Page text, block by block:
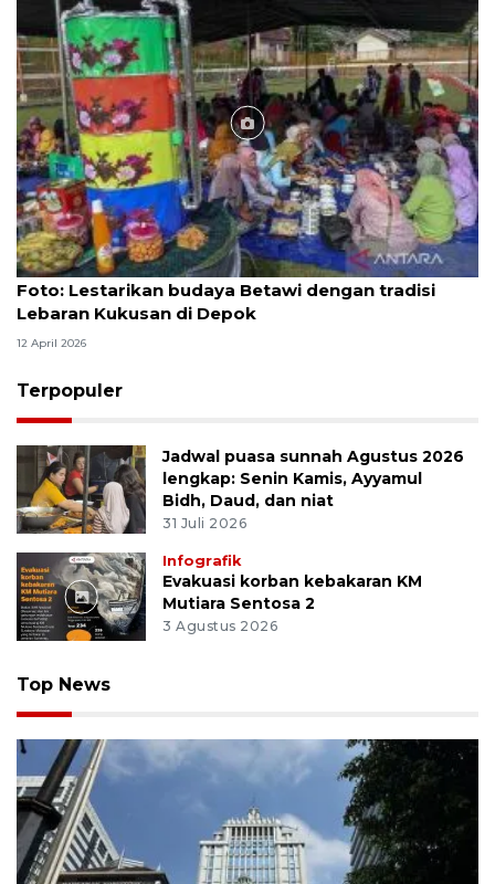
Foto
Foto: Lestarikan budaya Betawi dengan tradisi
Lebaran Kukusan di Depok
12 April 2026
Terpopuler
Jadwal puasa sunnah Agustus 2026
lengkap: Senin Kamis, Ayyamul
Bidh, Daud, dan niat
31 Juli 2026
Infografik
Evakuasi korban kebakaran KM
Mutiara Sentosa 2
3 Agustus 2026
Top News